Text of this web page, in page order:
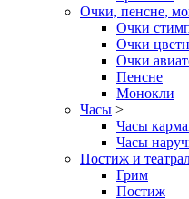
Очки, пенсне,
Очки
Очки
Очки
Пенсне
Монокли
Часы >
Часы
Часы
Постиж и
Грим
Постиж